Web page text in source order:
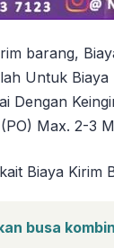
barang,
Untuk Biaya
Dengan
Max. 2-3
Biaya Kirim
busa